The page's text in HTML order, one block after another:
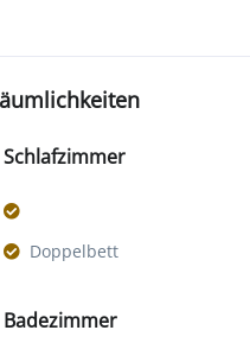
Schlafzimmer
Doppelbett
Badezimmer